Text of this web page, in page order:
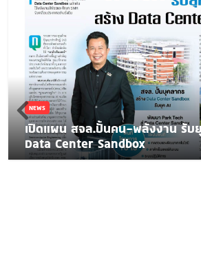
NEWS
เปิดแผน สจล.ปั้นคน-พลังงาน รับ
Data Center Sandbox